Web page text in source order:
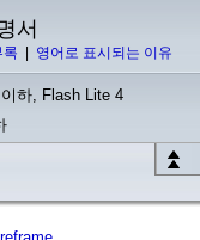
서
록 영어로 표시되는 이유
하, Flash Lite 4